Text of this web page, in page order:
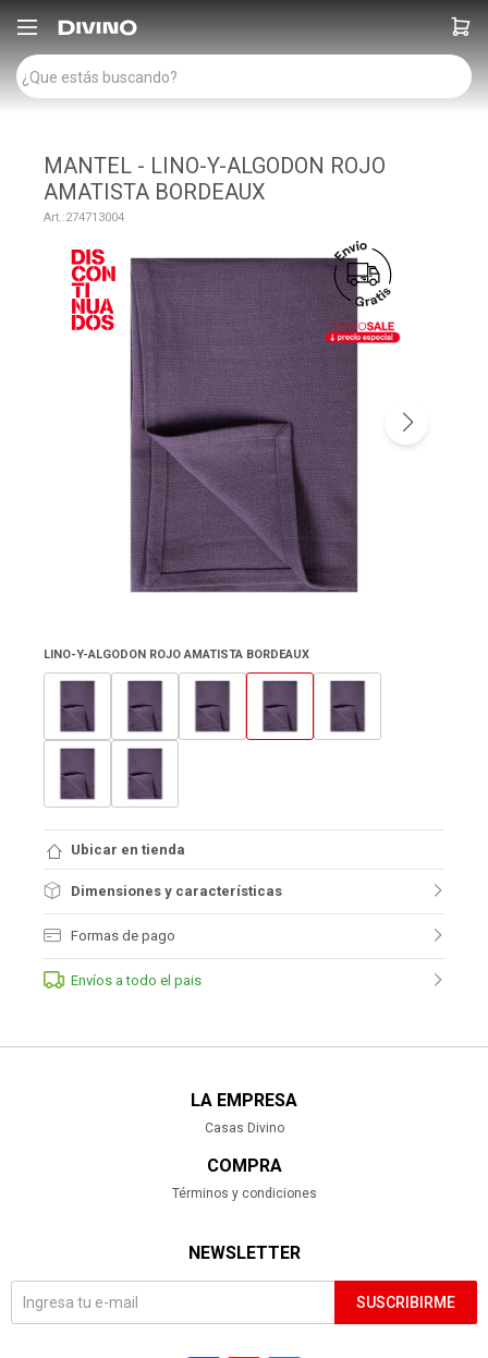

MANTEL - LINO-Y-ALGODON ROJO
AMATISTA BORDEAUX
274713004
LINO-Y-ALGODON ROJO AMATISTA BORDEAUX
Ubicar en tienda
Dimensiones y características
Formas de pago
Envíos a todo el pais
LA EMPRESA
Casas Divino
COMPRA
Términos y condiciones
NEWSLETTER
SUSCRIBIRME